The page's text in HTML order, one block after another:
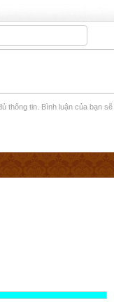
thông tin. Bình luận của bạn